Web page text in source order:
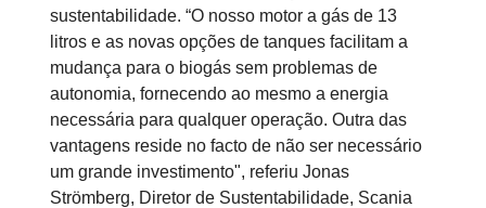
sustentabilidade. “O nosso motor a gás de 13
litros e as novas opções de tanques facilitam a
mudança para o biogás sem problemas de
autonomia, fornecendo ao mesmo a energia
necessária para qualquer operação. Outra das
vantagens reside no facto de não ser necessário
um grande investimento", referiu Jonas
Strömberg, Diretor de Sustentabilidade, Scania